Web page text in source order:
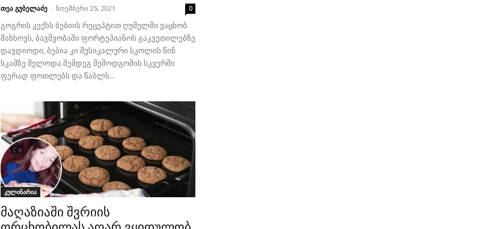
თეა გუბელაძე - ნოემბერი 25, 2021 0
გოგრის კექსს ბებიის რეცეპტით ღუმელში ვაცხობ.
მახსოვს, ბავშვობაში ფორტეპიანოს გაკვეთილებზე
დავდიოდი, ბებია კი მუსიკალური სკოლის წინ
სკამზე მელოდა.შემდეგ შემოდგომის სკვერში
ფერად ფოთლებს და წაბლს...
კულინარია
მაღაზიაში შვრიის